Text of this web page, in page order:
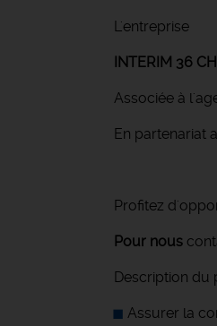
L'entreprise
INTERIM 36
Associée à
En partenariat
Profitez
Pour nous
Description du
Assurer la